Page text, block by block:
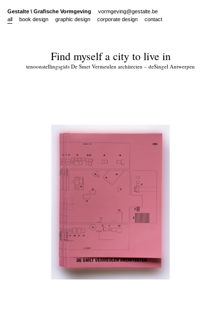
Gestalte \ Grafische Vormgeving
vormgeving@gestalte.be
all
book design graphic design corporate design contact
Find myself a city to live in
tenoonstellingsgids De Smet Vermeulen architecten – deSingel Antwerpen